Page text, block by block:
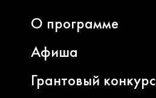
О программе
Афиша
Грантовый конкурс